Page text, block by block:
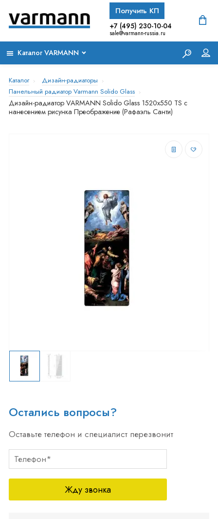
Получить КП
+7 (495) 230-10-04
sale@varmann-russia.ru
Каталог VARMANN
Каталог
Дизайн-радиаторы
Панельный радиатор Varmann Solido Glass
Дизайн-радиатор VARMANN Solido Glass 1520x550 TS с
нанесением рисунка Преображение (Рафаэль Санти)
Остались вопросы?
Оставьте телефон и специалист перезвонит
Жду звонка